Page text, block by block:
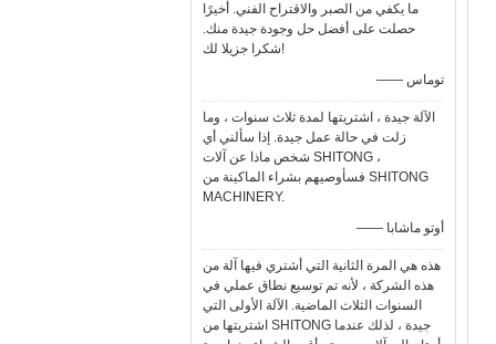
ما يكفي من الصبر والاقتراح الفني. أخيرًا
حصلت على أفضل حل وجودة جيدة منك.
شكرا جزيلا لك!
—— توماس
الآلة جيدة ، اشتريتها لمدة ثلاث سنوات ، وما
زلت في حالة عمل جيدة. إذا سألني أي
شخص ماذا عن آلات SHITONG ،
فسأوصيهم بشراء الماكينة من SHITONG
MACHINERY.
—— أوتو ماشابا
هذه هي المرة الثانية التي أشتري فيها آلة من
هذه الشركة ، لأنه تم توسيع نطاق عملي في
السنوات الثلاث الماضية. الآلة الأولى التي
اشتريتها من SHITONG جيدة ، لذلك عندما